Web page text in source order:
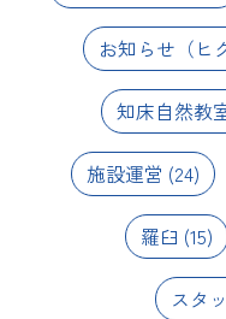
お知らせ（ヒ
知床自然教
施設運営 (24)
羅臼 (15)
スタ